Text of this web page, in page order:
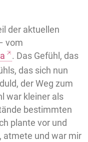
der aktuellen
vom
. Das Gefühl, das
das sich nun
der Weg zum
war kleiner als
bestimmten
plante vor und
atmete und war mir